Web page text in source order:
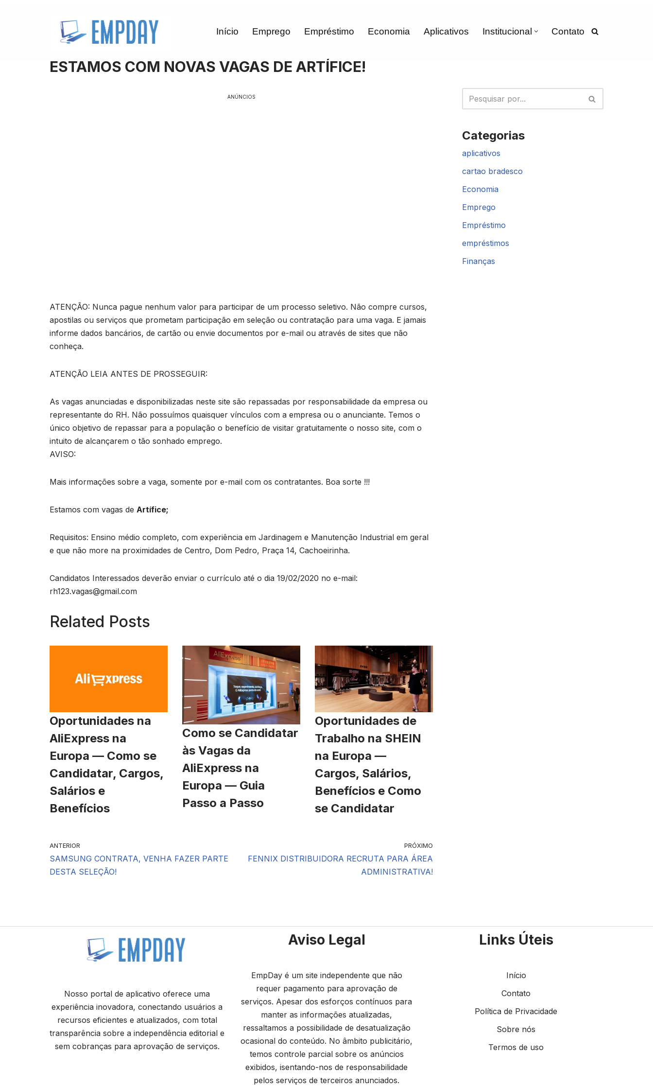
Início Emprego Empréstimo Economia Aplicativos Institucional Contato
ESTAMOS COM NOVAS VAGAS DE ARTÍFICE!
ANÚNCIOS
ATENÇÃO: Nunca pague nenhum valor para participar de um processo seletivo. Não compre cursos,
apostilas ou serviços que prometam participação em seleção ou contratação para uma vaga. E jamais
informe dados bancários, de cartão ou envie documentos por e-mail ou através de sites que não
conheça.
ATENÇÃO LEIA ANTES DE PROSSEGUIR:
As vagas anunciadas e disponibilizadas neste site são repassadas por responsabilidade da empresa ou
representante do RH. Não possuímos quaisquer vínculos com a empresa ou o anunciante. Temos o
único objetivo de repassar para a população o benefício de visitar gratuitamente o nosso site, com o
intuito de alcançarem o tão sonhado emprego.
AVISO:
Mais informações sobre a vaga, somente por e-mail com os contratantes. Boa sorte !!!
Estamos com vagas de Artífice;
Requisitos: Ensino médio completo, com experiência em Jardinagem e Manutenção Industrial em geral
e que não more na proximidades de Centro, Dom Pedro, Praça 14, Cachoeirinha.
Candidatos Interessados deverão enviar o currículo até o dia 19/02/2020 no e-mail:
rh123.vagas@gmail.com
Related Posts
Oportunidades na
AliExpress na
Europa — Como se
Candidatar, Cargos,
Salários e
Benefícios
Como se Candidatar
às Vagas da
AliExpress na
Europa — Guia
Passo a Passo
Oportunidades de
Trabalho na SHEIN
na Europa —
Cargos, Salários,
Benefícios e Como
se Candidatar
ANTERIOR
SAMSUNG CONTRATA, VENHA FAZER PARTE
DESTA SELEÇÃO!
PRÓXIMO
FENNIX DISTRIBUIDORA RECRUTA PARA ÁREA
ADMINISTRATIVA!
Categorias
aplicativos
cartao bradesco
Economia
Emprego
Empréstimo
empréstimos
Finanças
Nosso portal de aplicativo oferece uma
experiência inovadora, conectando usuários a
recursos eficientes e atualizados, com total
transparência sobre a independência editorial e
sem cobranças para aprovação de serviços.
Aviso Legal
EmpDay é um site independente que não
requer pagamento para aprovação de
serviços. Apesar dos esforços contínuos para
manter as informações atualizadas,
ressaltamos a possibilidade de desatualização
ocasional do conteúdo. No âmbito publicitário,
temos controle parcial sobre os anúncios
exibidos, isentando-nos de responsabilidade
pelos serviços de terceiros anunciados.
Links Úteis
Início
Contato
Política de Privacidade
Sobre nós
Termos de uso